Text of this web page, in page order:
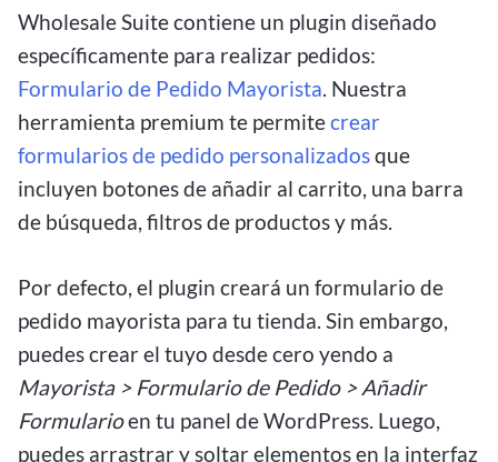
Wholesale Suite contiene un plugin diseñado
específicamente para realizar pedidos:
Formulario de Pedido Mayorista. Nuestra
herramienta premium te permitecrear
formularios de pedido personalizadosque
incluyen botones de añadir al carrito, una barra
de búsqueda, filtros de productos y más.
Por defecto, el plugin creará un formulario de
pedido mayorista para tu tienda. Sin embargo,
puedes crear el tuyo desde cero yendo a
Mayorista > Formulario de Pedido > Añadir
Formularioen tu panel de WordPress. Luego,
puedes arrastrar y soltar elementos en la interfaz